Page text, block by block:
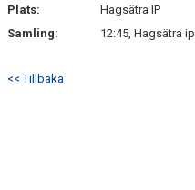
Plats:
Hagsätra IP
Samling:
12:45, Hagsätra ip
<< Tillbaka